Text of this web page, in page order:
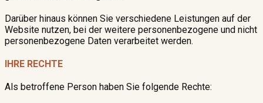
Darüber hinaus können Sie verschiedene Leistungen auf der
Website nutzen, bei der weitere personenbezogene und nicht
personenbezogene Daten verarbeitet werden.
IHRE RECHTE
Als betroffene Person haben Sie folgende Rechte: